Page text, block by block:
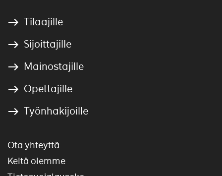
Tilaajille
Sijoittajille
Mainostajille
Opettajille
Työnhakijoille
Ota yhteyttä
Keitä olemme